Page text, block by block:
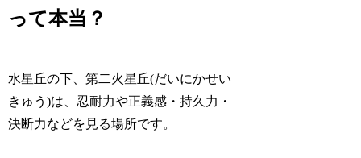
って本当？
水星丘の下、第二火星丘(だいにかせい
きゅう)は、 忍耐力や正義感・持久力・
決断力などを見る場所です。